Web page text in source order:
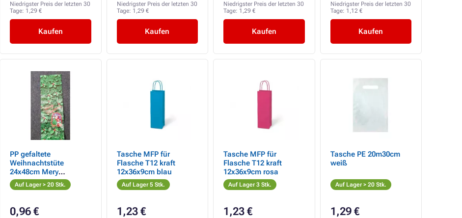
Niedrigster Preis der letzten 30
Tage: 1,29 €
Kaufen
Niedrigster Preis der letzten 30
Tage: 1,29 €
Kaufen
Niedrigster Preis der letzten 30
Tage: 1,29 €
Kaufen
Niedrigster Preis der letzten 30
Tage: 1,12 €
Kaufen
PP gefaltete
Weihnachtstüte
24x48cm Mery
Christmas Nicholas
grün
Auf Lager > 20 Stk.
0,96 €
Tasche MFP für
Flasche T12 kraft
12x36x9cm blau
Auf Lager 5 Stk.
1,23 €
Tasche MFP für
Flasche T12 kraft
12x36x9cm rosa
Auf Lager 3 Stk.
1,23 €
Tasche PE 20m30cm
weiß
Auf Lager > 20 Stk.
1,29 €